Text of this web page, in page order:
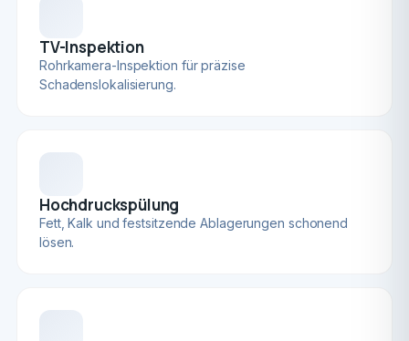
TV-Inspektion
Rohrkamera-Inspektion für präzise
Schadenslokalisierung.
Hochdruckspülung
Fett, Kalk und festsitzende Ablagerungen schonend
lösen.